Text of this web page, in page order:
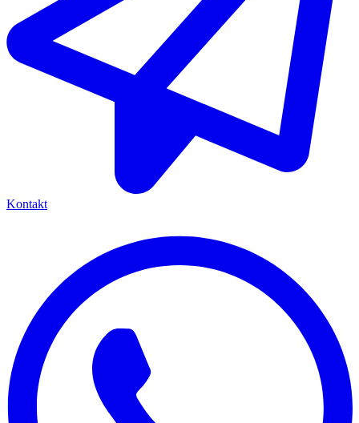
Kontakt